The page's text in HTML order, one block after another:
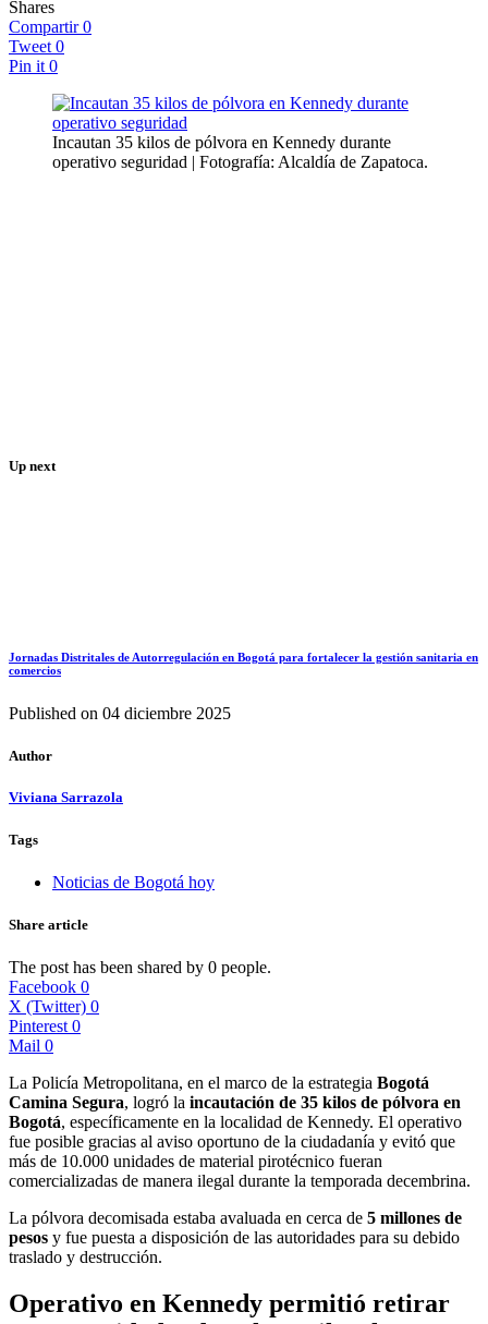
Shares
Compartir 0
Tweet 0
Pin it 0
Incautan 35 kilos de pólvora en Kennedy durante
operativo seguridad | Fotografía: Alcaldía de Zapatoca.
Up next
Jornadas Distritales de Autorregulación en Bogotá para fortalecer la gestión sanitaria en
comercios
Published on 04 diciembre 2025
Author
Viviana Sarrazola
Tags
Noticias de Bogotá hoy
Share article
The post has been shared by 0 people.
Facebook 0
X (Twitter) 0
Pinterest 0
Mail 0
La Policía Metropolitana, en el marco de la estrategia Bogotá
Camina Segura, logró la incautación de 35 kilos de pólvora en
Bogotá, específicamente en la localidad de Kennedy. El operativo
fue posible gracias al aviso oportuno de la ciudadanía y evitó que
más de 10.000 unidades de material pirotécnico fueran
comercializadas de manera ilegal durante la temporada decembrina.
La pólvora decomisada estaba avaluada en cerca de 5 millones de
pesos y fue puesta a disposición de las autoridades para su debido
traslado y destrucción.
Operativo en Kennedy permitió retirar